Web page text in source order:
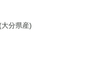
分県産)